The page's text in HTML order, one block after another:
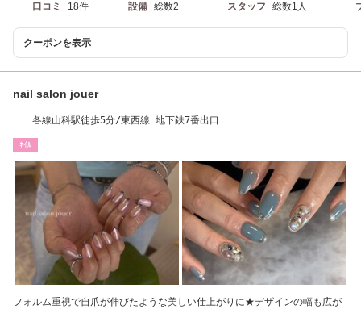
口コミ 18件 設備 総数2 スタッフ 総数1人
クーポンを表示
nail salon jouer
各線山科駅徒歩5分/東西線 地下鉄7番出口
ﾈｲﾙ
フォルム重視で自爪が伸びたような美しい仕上がりに★デザインの幅も広が